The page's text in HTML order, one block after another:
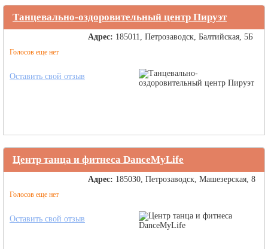
Танцевально-оздоровительный центр Пируэт
Голосов еще нет
Адрес: 185011, Петрозаводск, Балтийская, 5Б
Оставить свой отзыв
Центр танца и фитнеса DanceMyLife
Голосов еще нет
Адрес: 185030, Петрозаводск, Машезерская, 8
Оставить свой отзыв